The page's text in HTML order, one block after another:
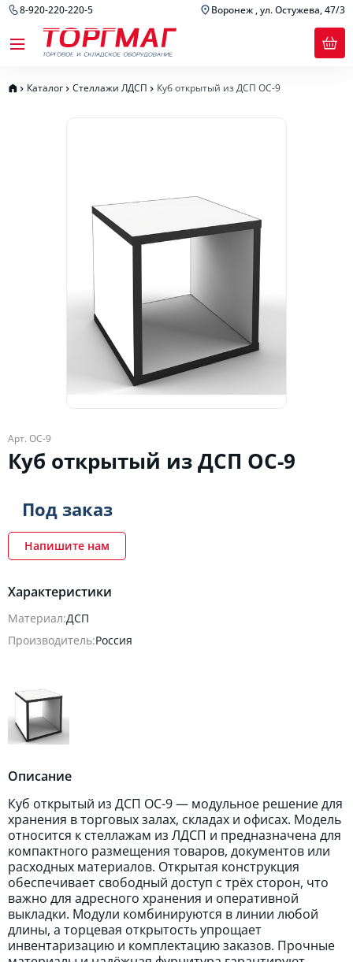
8-920-220-220-5 Воронеж , ул. Остужева, 47/3
Каталог Стеллажи ЛДСП Куб открытый из ДСП ОС-9
Арт. ОС-9
Куб открытый из ДСП ОС-9
Характеристики
Материал:ДСП
Производитель:Россия
Под заказ
Напишите нам
Описание
Куб открытый из ДСП ОС-9 — модульное решение для
хранения в торговых залах, складах и офисах. Модель
относится к стеллажам из ЛДСП и предназначена для
компактного размещения товаров, документов или
расходных материалов. Открытая конструкция
обеспечивает свободный доступ с трёх сторон, что
важно для адресного хранения и оперативной
выкладки. Модули комбинируются в линии любой
длины, а торцевая открытость упрощает
инвентаризацию и комплектацию заказов. Прочные